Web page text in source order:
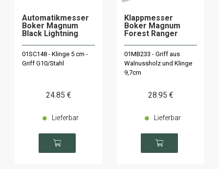
Automatikmesser
Boker Magnum
Black Lightning
01SC148 - Klinge 5 cm -
Griff G10/Stahl
24.85 €
Lieferbar
Klappmesser
Boker Magnum
Forest Ranger
01MB233 - Griff aus
Walnussholz und Klinge
9,7cm
28.95 €
Lieferbar